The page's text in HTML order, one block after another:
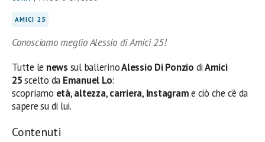
AMICI 25
Conosciamo meglio Alessio di Amici 25!
Tutte le news sul ballerinoAlessio Di Ponzio diAmici
25scelto da Emanuel Lo:
scopriamo età,altezza,carriera, Instagrame ciò che c’è da
sapere su di lui.
Contenuti